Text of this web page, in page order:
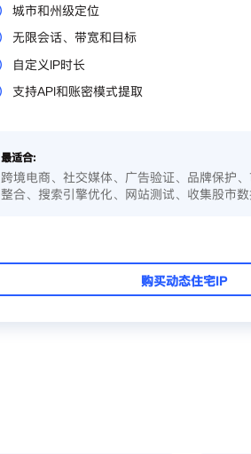
城市和州级定位
无限会话、带宽和目标
自定义IP时长
支持API和账密模式提取
最适合:
跨境电商、社交媒体、广告验证、品牌保护
整合、搜索引擎优化、网站测试、收集股市
购买动态住宅IP